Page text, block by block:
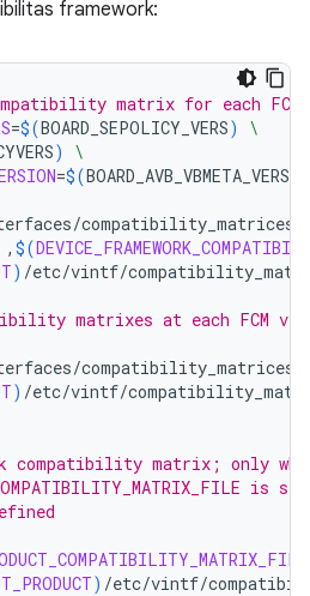
framework:
matrix for each FCM
=$(BOARD_SEPOLICY_VERS)
\
)
\
=$(
, $(
) /etc/vintf/
matrixes at each FCM
) /etc/vintf/
compatibility matrix; only
) /etc/vintf/